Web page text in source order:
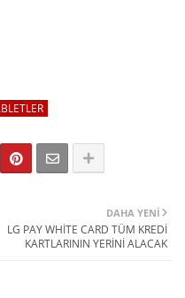
DAHA YENI
LG PAY WHİTE CARD TÜM KREDİ
KARTLARININ YERİNİ ALACAK